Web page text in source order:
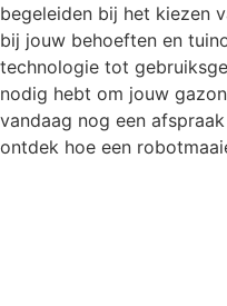
begeleiden bij het kiezen
bij jouw behoeften en
technologie tot
nodig hebt om jouw
vandaag nog een
ontdek hoe een